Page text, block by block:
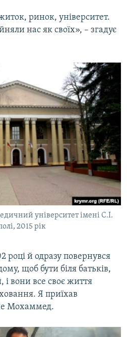
ринок, університет.
нас як своїх», – згадує
університет імені С.І.
2015 рік
році й одразу повернувся
щоб бути біля батьків,
вони все своє життя
Я приїхав
Мохаммед.